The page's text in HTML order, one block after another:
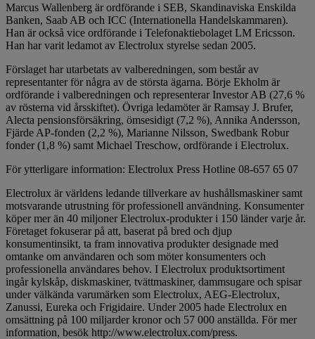
Marcus Wallenberg är ordförande i SEB, Skandinaviska Enskilda
Banken, Saab AB och ICC (Internationella Handelskammaren).
Han är också vice ordförande i Telefonaktiebolaget LM Ericsson.
Han har varit ledamot av Electrolux styrelse sedan 2005.
Förslaget har utarbetats av valberedningen, som består av
representanter för några av de största ägarna. Börje Ekholm är
ordförande i valberedningen och representerar Investor AB (27,6 %
av rösterna vid årsskiftet). Övriga ledamöter är Ramsay J. Brufer,
Alecta pensionsförsäkring, ömsesidigt (7,2 %), Annika Andersson,
Fjärde AP-fonden (2,2 %), Marianne Nilsson, Swedbank Robur
fonder (1,8 %) samt Michael Treschow, ordförande i Electrolux.
För ytterligare information: Electrolux Press Hotline 08-657 65 07
Electrolux är världens ledande tillverkare av hushållsmaskiner samt
motsvarande utrustning för professionell användning. Konsumenter
köper mer än 40 miljoner Electrolux-produkter i 150 länder varje år.
Företaget fokuserar på att, baserat på bred och djup
konsumentinsikt, ta fram innovativa produkter designade med
omtanke om användaren och som möter konsumenters och
professionella användares behov. I Electrolux produktsortiment
ingår kylskåp, diskmaskiner, tvättmaskiner, dammsugare och spisar
under välkända varumärken som Electrolux, AEG-Electrolux,
Zanussi, Eureka och Frigidaire. Under 2005 hade Electrolux en
omsättning på 100 miljarder kronor och 57 000 anställda. För mer
information, besök http://www.electrolux.com/press.